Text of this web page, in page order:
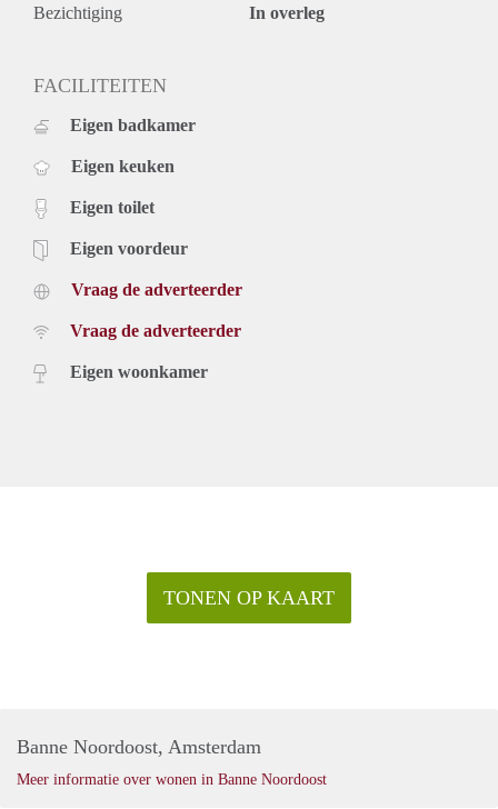
Bezichtiging In overleg
FACILITEITEN
Eigen badkamer
Eigen keuken
Eigen toilet
Eigen voordeur
Vraag de adverteerder
Vraag de adverteerder
Eigen woonkamer
TONEN OP KAART
Banne Noordoost, Amsterdam
Meer informatie over wonen in Banne Noordoost